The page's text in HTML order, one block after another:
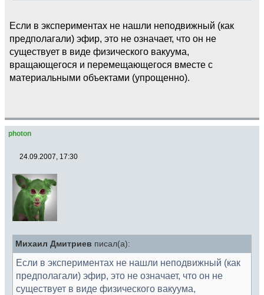
Если в экспериментах не нашли неподвижный (как
предполагали) эфир, это не означает, что он не
существует в виде физического вакуума,
вращающегося и перемещающегося вместе с
материальными объектами (упрощенно).
photon
24.09.2007, 17:30
Михаил Дмитриев писал(а):
Если в экспериментах не нашли неподвижный (как
предполагали) эфир, это не означает, что он не
существует в виде физического вакуума,